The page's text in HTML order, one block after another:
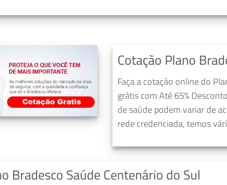
Cotação Plano
Faça a cotação online do
grátis com Até 65%
de saúde podem variar de
rede credenciada, temos
Bradesco Saúde Centenário do Sul